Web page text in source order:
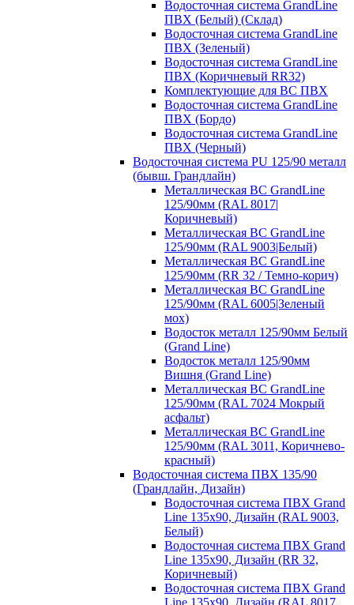
Водосточная система GrandLine
ПВХ (Белый) (Склад)
Водосточная система GrandLine
ПВХ (Зеленый)
Водосточная система GrandLine
ПВХ (Коричневый RR32)
Комплектующие для ВС ПВХ
Водосточная система GrandLine
ПВХ (Бордо)
Водосточная система GrandLine
ПВХ (Черный)
Водосточная система PU 125/90 металл
(бывш. Грандлайн)
Металлическая ВС GrandLine
125/90мм (RAL 8017|
Коричневый)
Металлическая ВС GrandLine
125/90мм (RAL 9003|Белый)
Металлическая ВС GrandLine
125/90мм (RR 32 / Темно-корич)
Металлическая ВС GrandLine
125/90мм (RAL 6005|Зеленый
мох)
Водосток металл 125/90мм Белый
(Grand Line)
Водосток металл 125/90мм
Вишня (Grand Line)
Металлическая ВС GrandLine
125/90мм (RAL 7024 Мокрый
асфальт)
Металлическая ВС GrandLine
125/90мм (RAL 3011, Коричнево-
красный)
Водосточная система ПВХ 135/90
(Грандлайн, Дизайн)
Водосточная система ПВХ Grand
Line 135х90, Дизайн (RAL 9003,
Белый)
Водосточная система ПВХ Grand
Line 135х90, Дизайн (RR 32,
Коричневый)
Водосточная система ПВХ Grand
Line 135х90, Дизайн (RAL 8017,